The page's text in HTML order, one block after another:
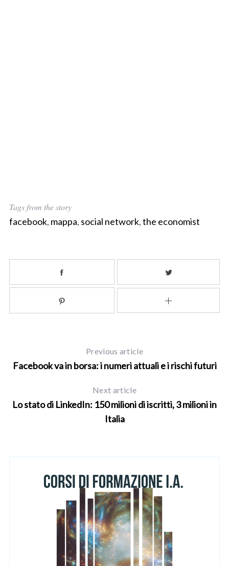
Tags from the story
facebook, mappa, social network,the economist
Previous article
Facebook va in borsa: i numeri attuali e i rischi futuri
Next article
Lo stato di LinkedIn: 150 milioni di iscritti, 3 milioni in
Italia